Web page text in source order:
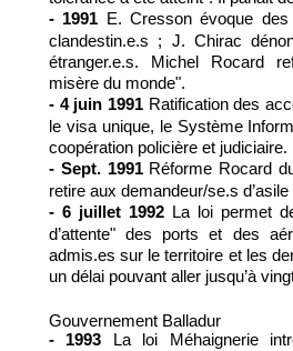
- 1991 E. Cresson évoque
clandestin.e.s ; J. Chirac
étranger.e.s. Michel Rocard
misère du monde".
- 4 juin 1991 Ratification des
le visa unique, le Système
coopération policière et judiciaire.
- Sept. 1991Réforme Rocard
retire aux demandeur/se.s
- 6 juillet 1992 La loi permet
d’attente" des ports et des
admis.es sur le territoire et les
un délai pouvant aller jusqu’à
Gouvernement Balladur
- 1993 La loi Méhaignerie